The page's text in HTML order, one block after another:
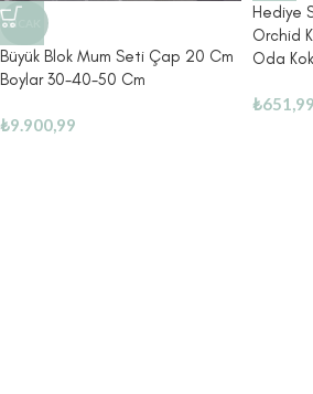
SICAK
Büyük Blok Mum Seti Çap 20 Cm
Boylar 30-40-50 Cm
₺9.900,99
Hediye
Orchid
Oda
₺651,99